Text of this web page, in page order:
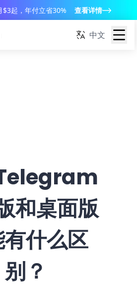
$3起，年付立省30% 查看详情
中文
和桌面版
什么区
别？